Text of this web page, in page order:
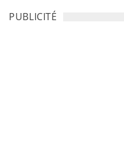
PUBLICITÉ